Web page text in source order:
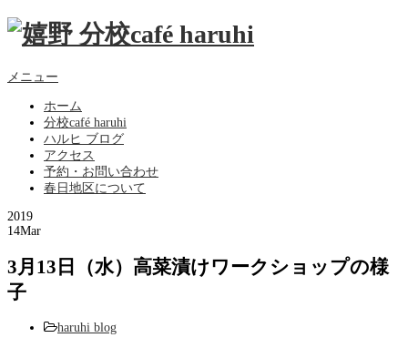
メニュー
ホーム
分校café haruhi
ハルヒ ブログ
アクセス
予約・お問い合わせ
春日地区について
2019
14Mar
3月13日（水）高菜漬けワークショップの様
子
haruhi blog